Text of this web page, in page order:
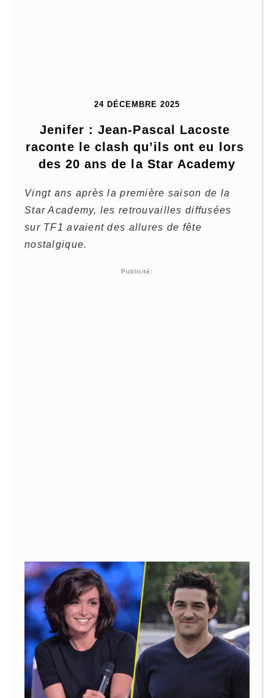
24 DÉCEMBRE 2025
Jenifer : Jean-Pascal Lacoste
raconte le clash qu’ils ont eu lors
des 20 ans de la Star Academy
Vingt ans après la première saison de la
Star Academy, les retrouvailles diffusées
sur TF1 avaient des allures de fête
nostalgique.
Publicité: